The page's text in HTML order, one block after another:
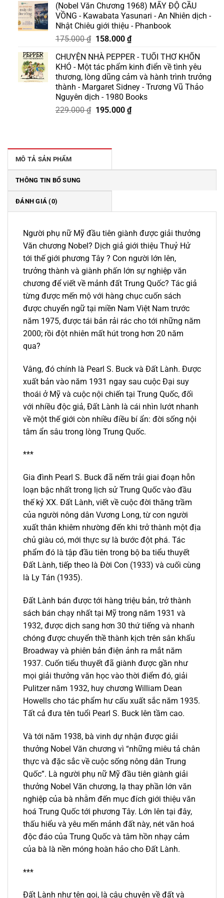
là:
129.000 ₫.
tại
là:
110.000 ₫.
(Nobel Văn Chương 1968) MẤY ĐỘ CẦU
VỒNG - Kawabata Yasunari - An Nhiên dịch -
Nhật Chiêu giới thiệu - Phanbook
175.000₫ Giá
là:
175.000 ₫.
158.000 ₫Giá
tại
là:
158.000 ₫.
CHUYỆN NHÀ PEPPER - TUỔI THƠ KHỐN
KHÓ - Một tác phẩm kinh điển về tình yêu
thương, lòng dũng cảm và hành trình trưởng
thành - Margaret Sidney - Trương Vũ Thảo
Nguyên dịch - 1980 Books
229.000₫ Giá
195.000 ₫Giá
MÔ TẢ SẢN PHẨM
THÔNG TIN BỔ SUNG
ĐÁNH GIÁ (0)
Người phụ nữ Mỹ đầu tiên giành được giải thưởng
Văn chương Nobel? Dịch giả giới thiệu Thuỷ Hử
tới thế giới phương Tây ? Con người lớn lên,
trưởng thành và giành phấn lớn sự nghiệp văn
chương để viết về mảnh đất Trung Quốc? Tác giả
từng được mến mộ với hàng chục cuốn sách
được chuyển ngữ tại miền Nam Việt Nam trước
năm 1975, được tái bản rải rác cho tới những năm
2000; rồi đột nhiên mất hút trong hơn 20 năm
qua?
Vâng, đó chính là Pearl S. Buck và Đất Lành. Được
xuất bản vào năm 1931 ngay sau cuộc Đại suy
thoái ở Mỹ và cuộc nội chiến tại Trung Quốc, đối
với nhiều độc giả, Đất Lành là cái nhìn lướt nhanh
về một thế giới còn nhiều điều bí ẩn: đời sống nội
tâm ẩn sâu trong lòng Trung Quốc.
***
Gia đình Pearl S. Buck đã nếm trải giai đoạn hỗn
loạn bậc nhất trong lịch sử Trung Quốc vào đầu
thế kỷ XX. Đất Lành, viết về cuộc đời thăng trầm
của người nông dân Vương Long, từ con người
xuất thân khiêm nhường đến khi trở thành một địa
chủ giàu có, mới thực sự là bước đột phá. Tác
phẩm đó là tập đầu tiên trong bộ ba tiểu thuyết
Đất Lành, tiếp theo là Đời Con (1933) và cuối cùng
là Ly Tán (1935).
Đất Lành bán được tới hàng triệu bản, trở thành
sách bán chạy nhất tại Mỹ trong năm 1931 và
1932, được dịch sang hơn 30 thứ tiếng và nhanh
chóng được chuyển thề thành kịch trên sân khấu
Broadway và phiên bản điện ảnh ra mắt năm
1937. Cuốn tiểu thuyết đã giành được gần như
mọi giải thưởng văn học vào thời điểm đó, giải
Pulitzer năm 1932, huy chương William Dean
Howells cho tác phẩm hư cấu xuất sắc năm 1935.
Tất cả đưa tên tuổi Pearl S. Buck lên tầm cao.
Và tới năm 1938, bà vinh dự nhận được giải
thưởng Nobel Văn chương vì “những miêu tả chân
thực và đặc sắc về cuộc sống nông dân Trung
Quốc”. Là người phụ nữ Mỹ đầu tiên giành giải
thưởng Nobel Văn chương, lạ thay phần lớn văn
nghiệp của bà nhằm đến mục đích giới thiệu văn
hoá Trung Quốc tới phương Tây. Lớn lên tại đây,
thấu hiểu và yêu mến mảnh đất này, nét văn hoá
độc đáo của Trung Quốc và tâm hồn nhạy cảm
của bà là nền móng hoàn hảo cho Đất Lành.
***
Đất Lành như tên gọi, là câu chuyện về đất và